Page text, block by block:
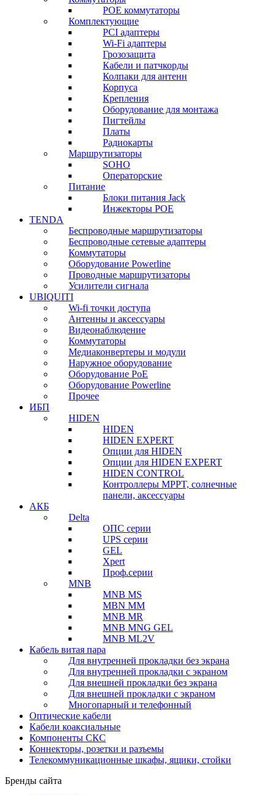
POE коммутаторы
Комплектующие
PCI адаптеры
Wi-Fi адаптеры
Грозозащита
Кабели и патчкорды
Колпаки для антенн
Корпуса
Крепления
Оборудование для монтажа
Пигтейлы
Платы
Радиокарты
Маршрутизаторы
SOHO
Операторские
Питание
Блоки питания Jack
Инжекторы POE
TENDA
Беспроводные маршрутизаторы
Беспроводные сетевые адаптеры
Коммутаторы
Оборудование Powerline
Проводные маршрутизаторы
Усилители сигнала
UBIQUITI
Wi-fi точки доступа
Антенны и аксессуары
Видеонаблюдение
Коммутаторы
Медиаконвертеры и модули
Наружное оборудование
Оборудование PoE
Оборудование Powerline
Прочее
ИБП
HIDEN
HIDEN
HIDEN EXPERT
Опции для HIDEN
Опции для HIDEN EXPERT
HIDEN CONTROL
Контроллеры MPPT, солнечные
панели, аксессуары
АКБ
Delta
ОПС серии
UPS серии
GEL
Xpert
Проф.серии
MNB
MNB MS
MBN MM
MNB MR
MNB MNG GEL
MNB ML2V
Кабель витая пара
Для внутренней прокладки без экрана
Для внутренней прокладки с экраном
Для внешней прокладки без экрана
Для внешней прокладки с экраном
Многопарный и телефонный
Оптические кабели
Кабели коаксиальные
Компоненты СКС
Коннекторы, розетки и разъемы
Телекоммуникационные шкафы, ящики, стойки
Бренды сайта